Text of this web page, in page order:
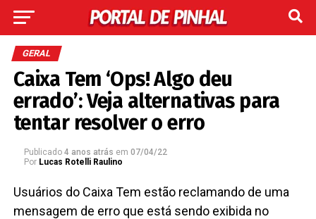
GERAL
Caixa Tem ‘Ops! Algo deu
errado’: Veja alternativas para
tentar resolver o erro
Publicado 4 anos atrás em 07/04/22
Por Lucas Rotelli Raulino
Usuários do Caixa Tem estão reclamando de uma
mensagem de erro que está sendo exibida no